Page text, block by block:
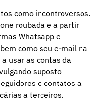
como incontroversos.
roubada e a partir
Whatsapp e
como seu e-mail na
usar as contas da
suposto
e contatos a
a terceiros.